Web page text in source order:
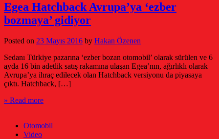
Egea Hatchback Avrupa’ya ‘ezber
bozmaya’ gidiyor
Posted on 23 Mayıs 2016 by Hakan Özenen
Sedanı Türkiye pazarına ‘ezber bozan otomobil’ olarak sürülen ve 6
ayda 16 bin adetlik satış rakamına ulaşan Egea’nın, ağırlıklı olarak
Avrupa’ya ihraç edilecek olan Hatchback versiyonu da piyasaya
çıktı. Hatchback, […]
» Read more
Otomobil
Video